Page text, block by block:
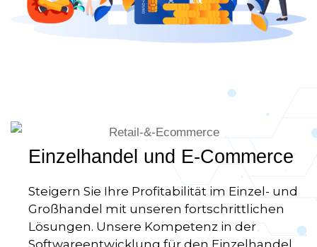
Einzelhandel und E-Commerce
Steigern Sie Ihre Profitabilität im Einzel- und
Großhandel mit unseren fortschrittlichen
Lösungen. Unsere Kompetenz in der